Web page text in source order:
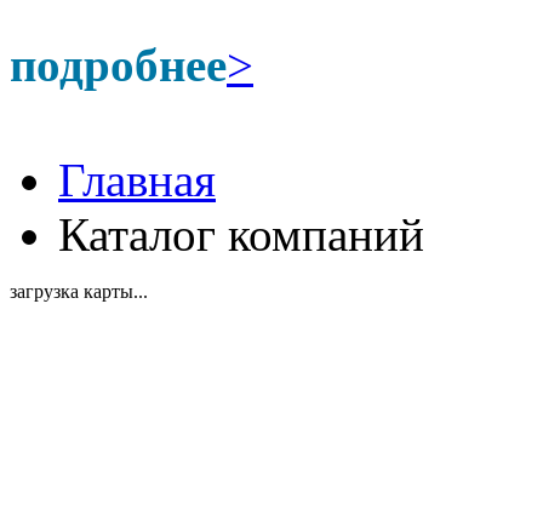
подробнее>
Главная
Каталог компаний
загрузка карты...